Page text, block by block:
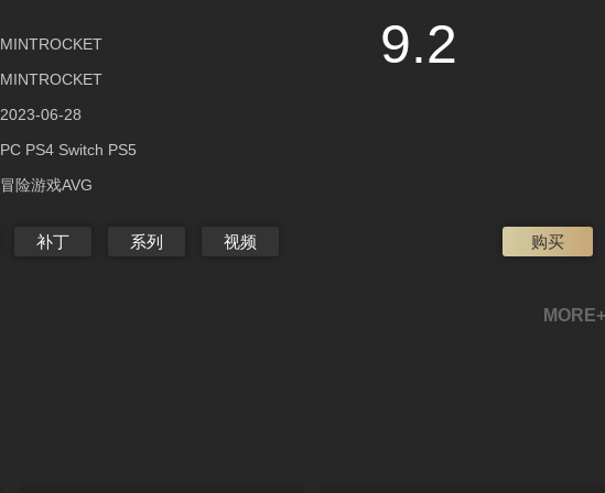
MINTROCKET
MINTROCKET
2023-06-28
PC PS4 Switch PS5
冒险游戏AVG
补丁 系列 视频 购买
9.2
MORE+